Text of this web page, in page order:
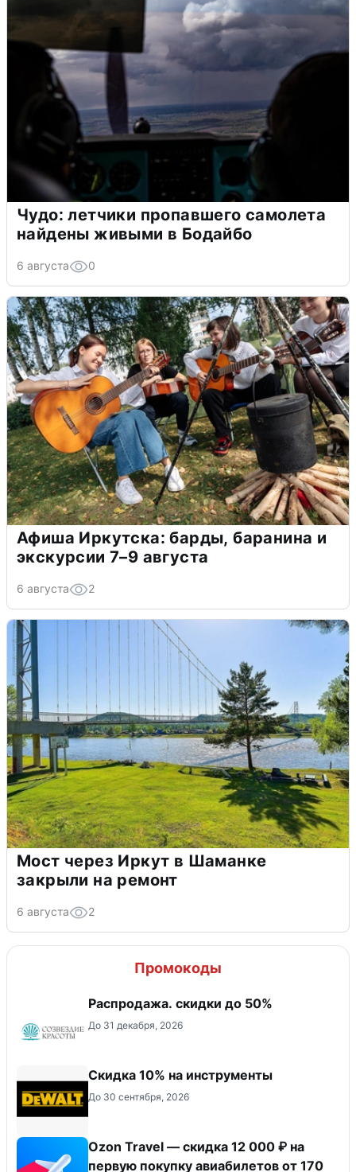
Чудо: летчики пропавшего самолета
найдены живыми в Бодайбо
6 августа 0
Афиша Иркутска: барды, баранина и
экскурсии 7–9 августа
6 августа 2
Мост через Иркут в Шаманке
закрыли на ремонт
6 августа 2
Промокоды
Распродажа. скидки до 50%
До 31 декабря, 2026
Скидка 10% на инструменты
До 30 сентября, 2026
Ozon Travel — скидка 12 000 ₽ на
первую покупку авиабилетов от 170